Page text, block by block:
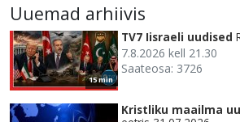
Uuemad arhiivis
15 min
TV7 Iisraeli uudised
7.8.2026 kell 21.30
Saateosa: 3726
Kristliku maailma